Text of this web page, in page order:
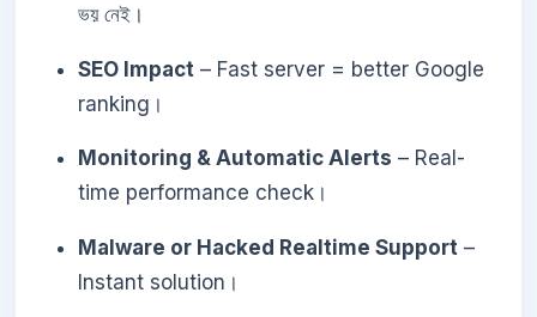
ভয় নেই।
SEO Impact – Fast server = better Google
ranking।
Monitoring & Automatic Alerts – Real-
time performance check।
Malware or Hacked Realtime Support –
Instant solution।